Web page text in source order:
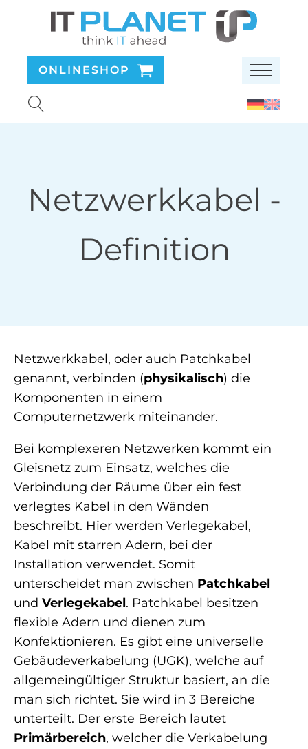
ONLINESHOP
Netzwerkkabel -
Definition
Netzwerkkabel, oder auch Patchkabel
genannt, verbinden (physikalisch) die
Komponenten in einem
Computernetzwerk miteinander.
Bei komplexeren Netzwerken kommt ein
Gleisnetz zum Einsatz, welches die
Verbindung der Räume über ein fest
verlegtes Kabel in den Wänden
beschreibt. Hier werden Verlegekabel,
Kabel mit starren Adern, bei der
Installation verwendet. Somit
unterscheidet man zwischen Patchkabel
und Verlegekabel. Patchkabel besitzen
flexible Adern und dienen zum
Konfektionieren. Es gibt eine universelle
Gebäudeverkabelung (UGK), welche auf
allgemeingültiger Struktur basiert, an die
man sich richtet. Sie wird in 3 Bereiche
unterteilt. Der erste Bereich lautet
Primärbereich, welcher die Verkabelung